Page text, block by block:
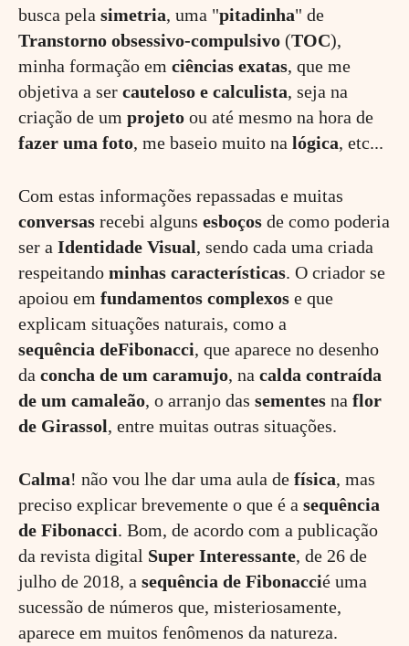
busca pela simetria, uma "pitadinha" de
Transtorno obsessivo-compulsivo (TOC),
minha formação em ciências exatas, que me
objetiva a ser cauteloso e calculista, seja na
criação de um projeto ou até mesmo na hora de
fazer uma foto, me baseio muito na lógica, etc...
Com estas informações repassadas e muitas
conversas recebi alguns esboços de como poderia
ser a Identidade Visual, sendo cada uma criada
respeitando minhas características. O criador se
apoiou em fundamentos complexos e que
explicam situações naturais, como a
sequência deFibonacci, que aparece no desenho
da concha de um caramujo, na calda contraída
de um camaleão, o arranjo das sementes na flor
de Girassol, entre muitas outras situações.
Calma! não vou lhe dar uma aula de física, mas
preciso explicar brevemente o que é a sequência
de Fibonacci. Bom, de acordo com a publicação
da revista digital Super Interessante, de 26 de
julho de 2018, a sequência de Fibonaccié uma
sucessão de números que, misteriosamente,
aparece em muitos fenômenos da natureza.